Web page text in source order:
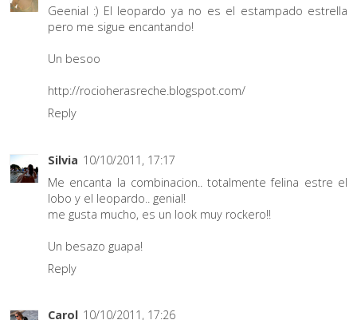
Geenial :) El leopardo ya no es el estampado estrella
pero me sigue encantando!
Un besoo
http://rocioherasreche.blogspot.com/
Reply
Silvia 10/10/2011, 17:17
Me encanta la combinacion.. totalmente felina estre el
lobo y el leopardo.. genial!
me gusta mucho, es un look muy rockero!!
Un besazo guapa!
Reply
Carol 10/10/2011, 17:26